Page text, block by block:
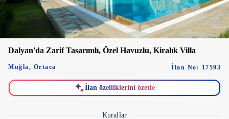
Dalyan'da Zarif Tasarımlı, Özel Havuzlu, Kiralık Villa
Muğla, Ortaca İlan No: 17593
İlan özelliklerini özetle
Kurallar